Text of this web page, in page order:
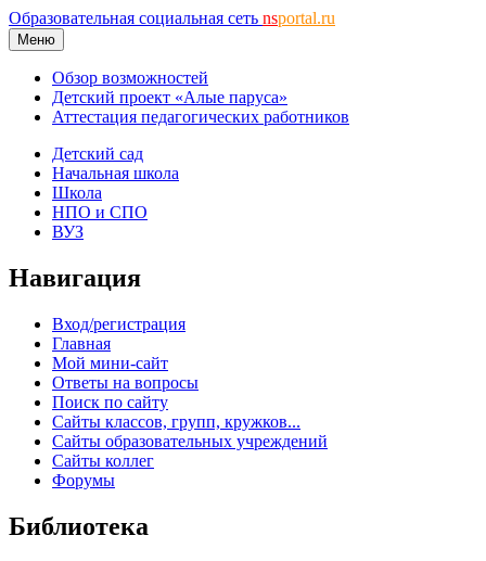
Образовательная социальная сеть nsportal.ru
Меню
Обзор возможностей
Детский проект «Алые паруса»
Аттестация педагогических работников
Детский сад
Начальная школа
Школа
НПО и СПО
ВУЗ
Навигация
Вход/регистрация
Главная
Мой мини-сайт
Ответы на вопросы
Поиск по сайту
Сайты классов, групп, кружков...
Сайты образовательных учреждений
Сайты коллег
Форумы
Библиотека